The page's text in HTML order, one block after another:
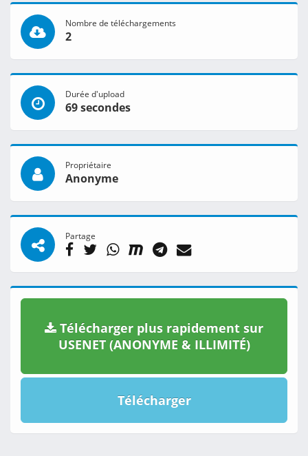
Nombre de téléchargements
2
Durée d'upload
69 secondes
Propriétaire
Anonyme
Partage
Télécharger plus rapidement sur
USENET (ANONYME & ILLIMITÉ)
Télécharger